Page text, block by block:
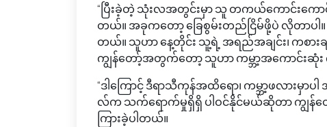
“ပြီးခဲ့တဲ့ သုံးလအတွင်းမှာ သူ တကယ်ကောင်းကေ
တယ်။ အခုကတော့ ခြေစွမ်းတည်ငြိမ်ဖို့ပဲ လိုတာပါ
တယ်။ သူဟာ နေ့တိုင်း သူ့ရဲ့ အရည်အချင်း၊ ကစာ
ကျွန်တော့်အတွက်တော့ သူဟာ ကမ္ဘာ့အကောင်းဆုံ
“ဒါကြောင့် ဒီရာသီကုန်အထိရော၊ ကမ္ဘာ့ဖလား
လ်က သက်ရောက်မှုရှိရှိ ပါဝင်နိုင်မယ်ဆိုတာ ကျွန်တ
ကြားခဲ့ပါတယ်။